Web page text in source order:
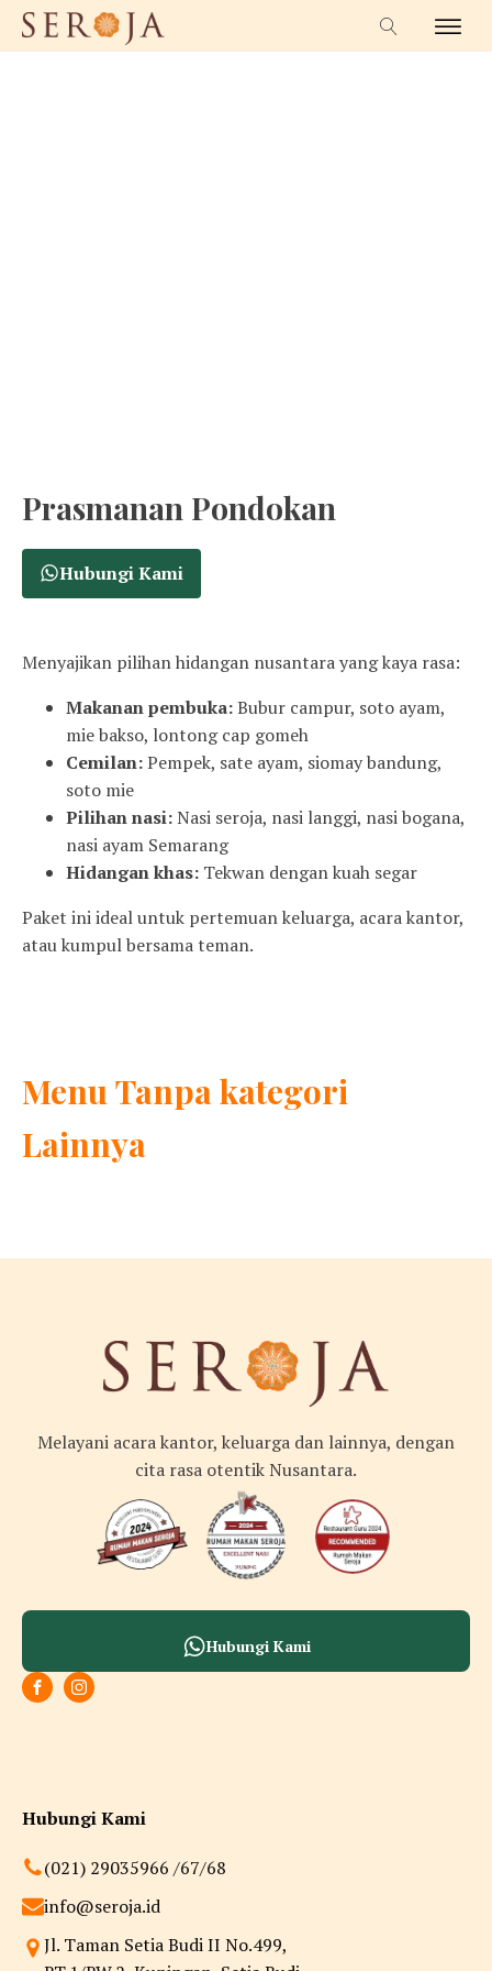
Prasmanan Pondokan
Hubungi Kami
Menyajikan pilihan hidangan nusantara yang kaya rasa:
Makanan pembuka:Bubur campur, soto ayam,
mie bakso, lontong cap gomeh
Cemilan:Pempek, sate ayam, siomay bandung,
soto mie
Pilihan nasi:Nasi seroja, nasi langgi, nasi bogana,
nasi ayam Semarang
Hidangan khas: Tekwan dengan kuah segar
Paket ini ideal untuk pertemuan keluarga, acara kantor,
atau kumpul bersama teman.
Menu Tanpa kategori
Lainnya
Melayani acara kantor, keluarga dan lainnya, dengan
cita rasa otentik Nusantara.
Hubungi Kami
Hubungi Kami
(021) 29035966 /67/68
info@seroja.id
Jl. Taman Setia Budi II No.499,